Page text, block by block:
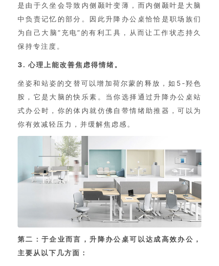
是由于久坐会导致内侧颞叶变薄，而内侧颞叶是大脑
中负责记忆的部分。因此升降办公桌恰恰是职场族们
为自己大脑“充电”的有利工具，从而让工作状态持久
保持专注度。
3. 心理上能改善焦虑得情绪。
坐姿和站姿的交替可以增加荷尔蒙的释放，如5-羟色
胺，它是大脑的快乐素。当你选择通过升降办公桌站
式办公时，你的体内就仿佛自带情绪助推器，可以为
你有效减轻压力，并缓解焦虑感。
第二：于企业而言，升降办公桌可以达成高效办公，
主要从以下几方面：